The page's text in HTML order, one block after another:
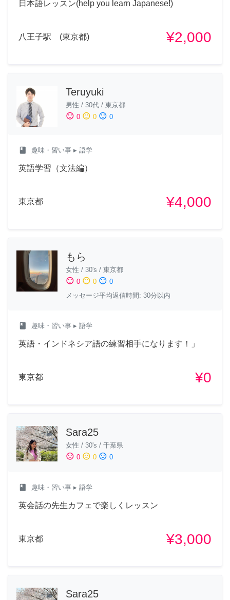
日本語レッスン(help you learn Japanese!)
八王子駅 (東京都) ¥2,000
Teruyuki
男性 / 30代 / 東京都
sentiment_satisfied 0 sentiment_neutral 0 sentiment_dissatisfied 0
class 趣味・習い事 ▸ 語学
英語学習（文法編）
東京都 ¥4,000
もら
女性 / 30's / 東京都
sentiment_satisfied 0 sentiment_neutral 0 sentiment_dissatisfied 0
メッセージ平均返信時間: 30分以内
class 趣味・習い事 ▸ 語学
英語・インドネシア語の練習相手になります！」
東京都 ¥0
Sara25
女性 / 30's / 千葉県
sentiment_satisfied 0 sentiment_neutral 0 sentiment_dissatisfied 0
class 趣味・習い事 ▸ 語学
英会話の先生カフェで楽しくレッスン
東京都 ¥3,000
Sara25